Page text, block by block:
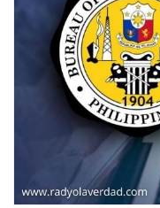
ABOUT
CONTACT US